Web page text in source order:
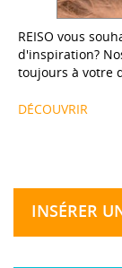
REISO vous
d'inspiration?
toujours à votre
DÉCOUVRIR
INSÉRER